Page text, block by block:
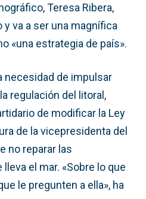
Teresa Ribera,
y va a ser una magnífica
«una estrategia de país».
necesidad de impulsar
regulación del litoral,
de modificar la Ley
de la vicepresidenta del
no reparar las
el mar. «Sobre lo que
le pregunten a ella», ha